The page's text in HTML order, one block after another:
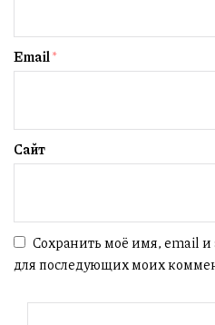
Email*
Сайт
Сохранить моё имя, email и
для последующих моих